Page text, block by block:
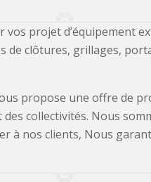
vos projet d’équipement
de clôtures, grillages,
propose une offre de
collectivités. Nous
à nos clients, Nous